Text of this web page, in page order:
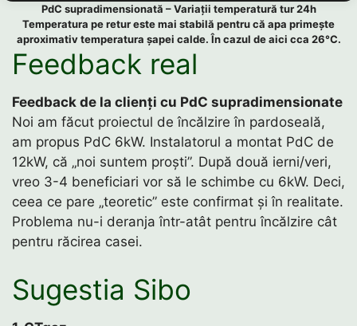
PdC supradimensionată – Variații temperatură tur 24h
Temperatura pe retur este mai stabilă pentru că apa primește
aproximativ temperatura șapei calde. În cazul de aici cca 26°C.
Feedback real
Feedback de la clienți cu PdC supradimensionate
Noi am făcut proiectul de încălzire în pardoseală,
am propus PdC 6kW. Instalatorul a montat PdC de
12kW, că „noi suntem proști”. După două ierni/veri,
vreo 3-4 beneficiari vor să le schimbe cu 6kW. Deci,
ceea ce pare „teoretic” este confirmat și în realitate.
Problema nu-i deranja într-atât pentru încălzire cât
pentru răcirea casei.
Sugestia Sibo